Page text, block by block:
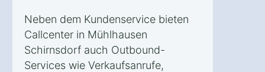
Neben dem Kundenservice bieten
Callcenter in Mühlhausen
Schirnsdorf auch Outbound-
Services wie Verkaufsanrufe,